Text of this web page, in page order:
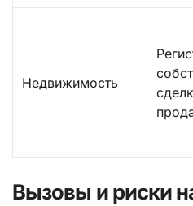
Недвижимость
Вызовы и риски